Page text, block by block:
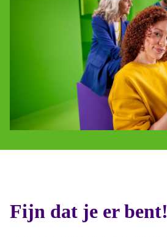
Fijn dat je er bent!